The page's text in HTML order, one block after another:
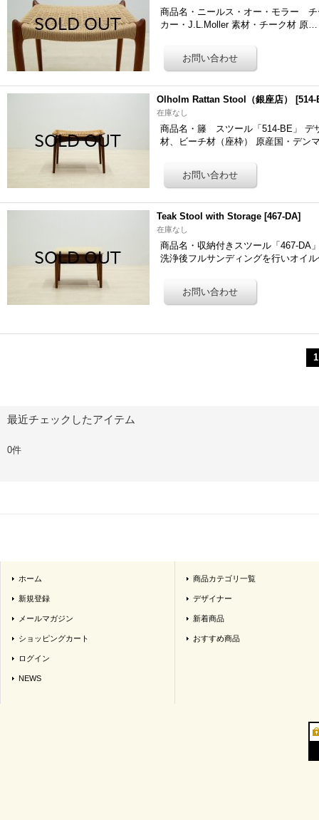
商品名・ニールス・オー・モラー
カー・J.L.Moller 素材・チーク材 原…
Olholm Rattan Stool（銀座店） [514-
在庫なし
商品名・籐 スツール「514-BE」 デ
材、ビーチ材（座枠） 原産国・デン
Teak Stool with Storage [467-DA]
在庫なし
商品名・収納付きスツール「467-DA
洗浄後フルサンディングを行いオイ
1
最近チェックしたアイテム
0件
ホーム
新規登録
メールマガジン
ショッピングカート
ログイン
NEWS
商品カテゴリ一覧
デザイナー
新着商品
おすすめ商品